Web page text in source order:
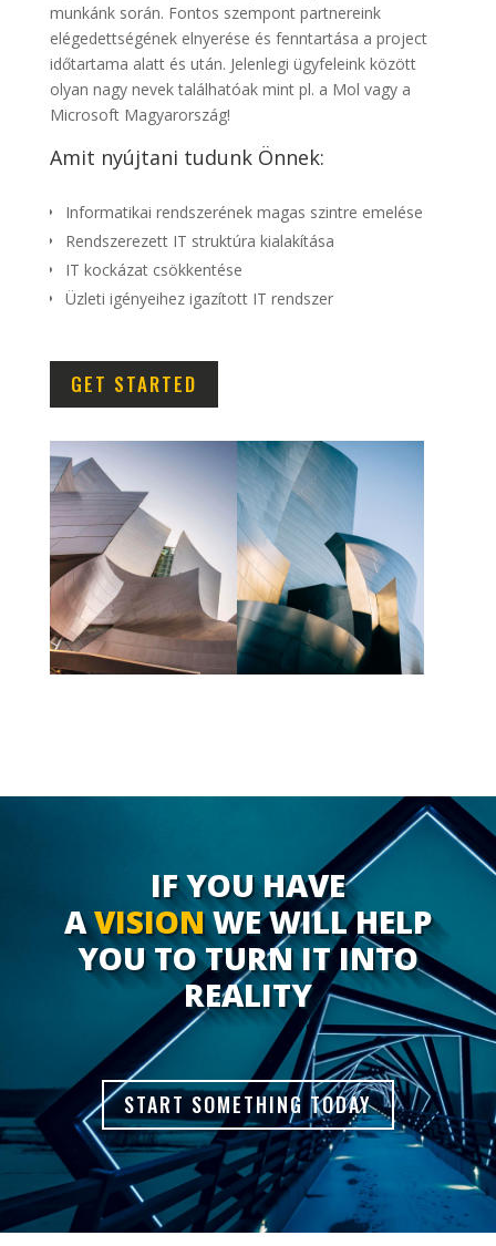
munkánk során. Fontos szempont partnereink
elégedettségének elnyerése és fenntartása a project
időtartama alatt és után. Jelenlegi ügyfeleink között
olyan nagy nevek találhatóak mint pl. a Mol vagy a
Microsoft Magyarország!
Amit nyújtani tudunk Önnek:
Informatikai rendszerének magas szintre emelése
Rendszerezett IT struktúra kialakítása
IT kockázat csökkentése
Üzleti igényeihez igazított IT rendszer
GET STARTED
IF YOU HAVE
AVISIONWE WILL HELP
YOU TO TURN IT INTO
REALITY
START SOMETHING TODAY